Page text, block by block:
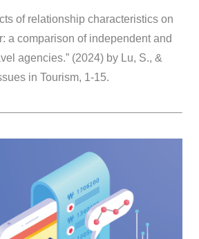
of relationship characteristics on
a comparison of independent and
agencies.” (2024) by Lu, S., &
in Tourism, 1-15.